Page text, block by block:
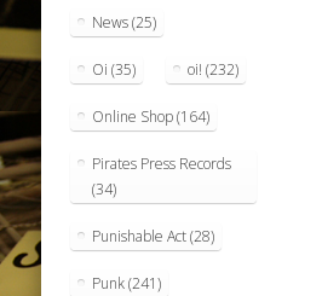
News(25)
Oi (35) oi! (232)
Online Shop(164)
Pirates Press Records
(34)
Punishable Act(28)
Punk(241)